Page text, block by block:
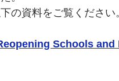
の資料をご覧ください
Schools